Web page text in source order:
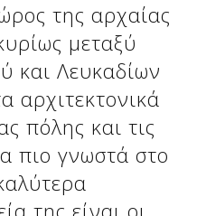
της αρχαίας
μεταξύ
και Λευκαδίων
αρχιτεκτονικά
πόλης και τις
πιο γνωστά στο